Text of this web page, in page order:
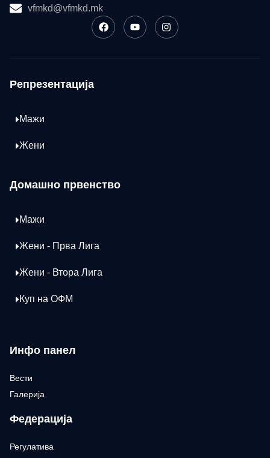
vfmkd@vfmkd.mk
Репрезентација
Мажи
Жени
Домашно првенство
Мажи
Жени - Прва Лига
Жени - Втора Лига
Куп на ОФМ
Инфо панел
Вести
Галерија
Федерација
Регулатива